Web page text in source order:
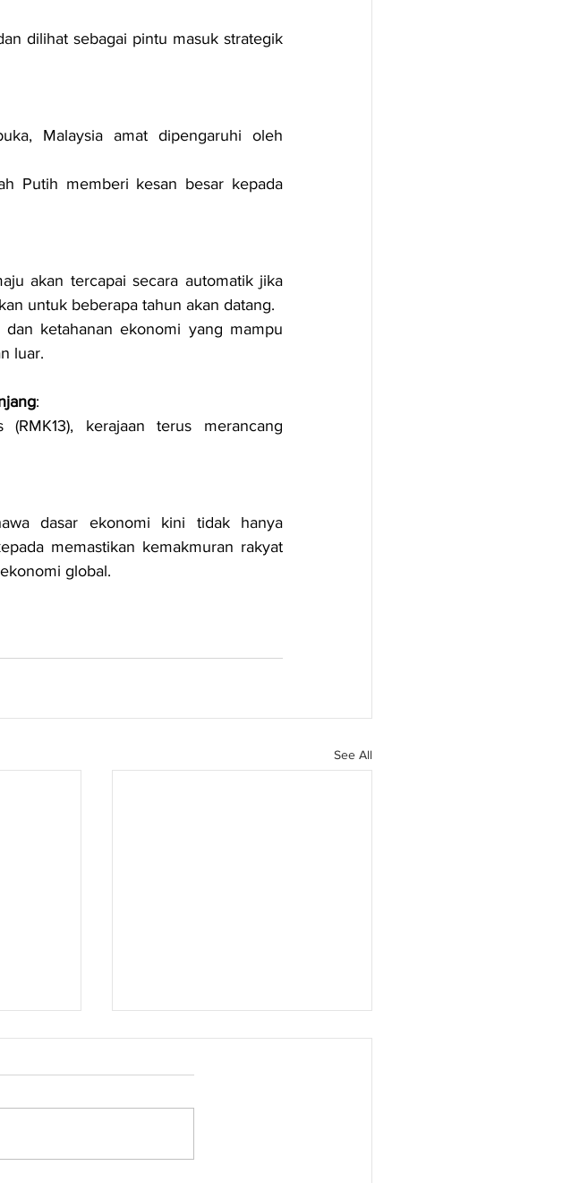
dilihat sebagai pintu masuk strategik
Malaysia amat dipengaruhi oleh
Putih memberi kesan besar kepada
akan tercapai secara automatik jika
untuk beberapa tahun akan datang.
ketahanan ekonomi yang mampu
luar.
:
kerajaan terus merancang
dasar ekonomi kini tidak hanya
memastikan kemakmuran rakyat
global.
See All